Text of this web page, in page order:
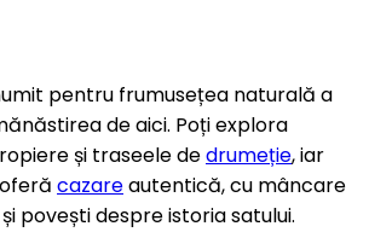
pentru frumusețea naturală a
de aici. Poți explora
și traseele dedrumeție, iar
cazareautentică, cu mâncare
povești despre istoria satului.